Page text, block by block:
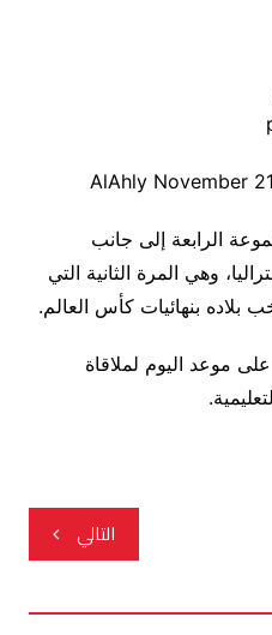
الرابعة إلى جانب
وهي المرة الثانية التي
بنهائيات كأس العالم.
موعد اليوم لملاقاة
التالي